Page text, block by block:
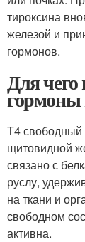
тироксина
железой и
гормонов.
Для чего
гормоны
Т4 свободный
щитовидной
связано с
руслу,
на ткани и
свободном
активна.